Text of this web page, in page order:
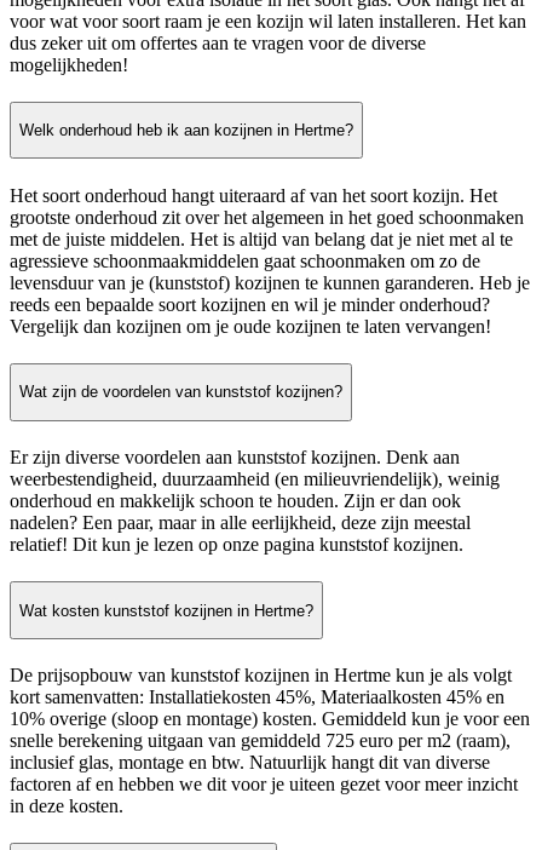
voor wat voor soort raam je een kozijn wil laten installeren. Het kan
dus zeker uit om offertes aan te vragen voor de diverse
mogelijkheden!
Welk onderhoud heb ik aan kozijnen in Hertme?
Het soort onderhoud hangt uiteraard af van het soort kozijn. Het
grootste onderhoud zit over het algemeen in het goed schoonmaken
met de juiste middelen. Het is altijd van belang dat je niet met al te
agressieve schoonmaakmiddelen gaat schoonmaken om zo de
levensduur van je (kunststof) kozijnen te kunnen garanderen. Heb je
reeds een bepaalde soort kozijnen en wil je minder onderhoud?
Vergelijk dan kozijnen om je oude kozijnen te laten vervangen!
Wat zijn de voordelen van kunststof kozijnen?
Er zijn diverse voordelen aan kunststof kozijnen. Denk aan
weerbestendigheid, duurzaamheid (en milieuvriendelijk), weinig
onderhoud en makkelijk schoon te houden. Zijn er dan ook
nadelen? Een paar, maar in alle eerlijkheid, deze zijn meestal
relatief! Dit kun je lezen op onze pagina kunststof kozijnen.
Wat kosten kunststof kozijnen in Hertme?
De prijsopbouw van kunststof kozijnen in Hertme kun je als volgt
kort samenvatten: Installatiekosten 45%, Materiaalkosten 45% en
10% overige (sloop en montage) kosten. Gemiddeld kun je voor een
snelle berekening uitgaan van gemiddeld 725 euro per m2 (raam),
inclusief glas, montage en btw. Natuurlijk hangt dit van diverse
factoren af en hebben we dit voor je uiteen gezet voor meer inzicht
in deze kosten.